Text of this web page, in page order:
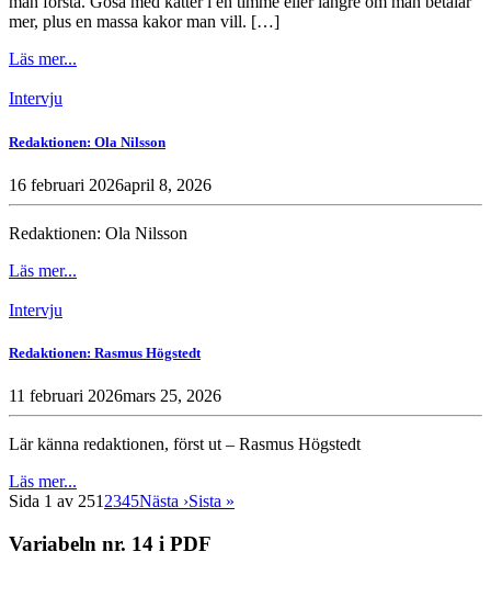
mer, plus en massa kakor man vill. […]
Läs mer...
Intervju
Redaktionen: Ola Nilsson
16 februari 2026april 8, 2026
Redaktionen: Ola Nilsson
Läs mer...
Intervju
Redaktionen: Rasmus Högstedt
11 februari 2026mars 25, 2026
Lär känna redaktionen, först ut – Rasmus Högstedt
Läs mer...
Sida 1 av 251 2345Nästa ›Sista »
Variabeln nr. 14 i PDF